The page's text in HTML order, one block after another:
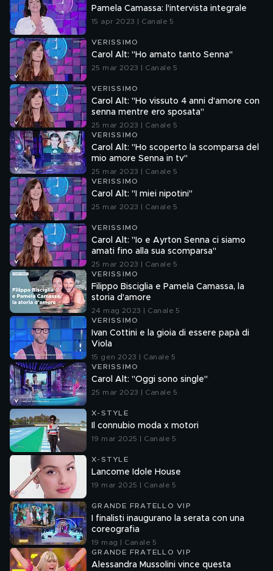
Pamela Camassa: l'intervista integrale
15 apr 2023 | Canale 5
VERISSIMO
Carol Alt: "Ho amato tanto Senna"
25 mar 2023 | Canale 5
VERISSIMO
Carol Alt: "Ho vissuto 4 anni d'amore con
senna mentre ero sposata"
25 mar 2023 | Canale 5
VERISSIMO
Carol Alt: "Ho scoperto la scomparsa del
mio amore Senna in tv"
25 mar 2023 | Canale 5
VERISSIMO
Carol Alt: "I miei nipotini"
25 mar 2023 | Canale 5
VERISSIMO
Carol Alt: "Io e Ayrton Senna ci siamo
amati fino alla sua scomparsa"
25 mar 2023 | Canale 5
VERISSIMO
Filippo Bisciglia e Pamela Camassa, la
storia d'amore
24 mag 2023 | Canale 5
VERISSIMO
Ivan Cottini e la gioia di essere papà di
Viola
15 gen 2023 | Canale 5
VERISSIMO
Carol Alt: "Oggi sono single"
25 mar 2023 | Canale 5
X-STYLE
Il connubio moda x motori
19 mar 2025 | Canale 5
X-STYLE
Lancome Idole House
19 mar 2025 | Canale 5
GRANDE FRATELLO VIP
I finalisti inaugurano la serata con una
coreografia
19 mag | Canale 5
GRANDE FRATELLO VIP
Alessandra Mussolini vince questa